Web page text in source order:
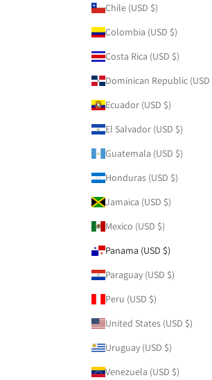
Chile (USD $)
Colombia (USD $)
Costa Rica (USD $)
Ecuador (USD $)
El Salvador (USD $)
Guatemala (USD $)
Honduras (USD $)
Jamaica (USD $)
Mexico (USD $)
Panama (USD $)
Paraguay (USD $)
Peru (USD $)
United States (USD $)
Uruguay (USD $)
Venezuela (USD $)